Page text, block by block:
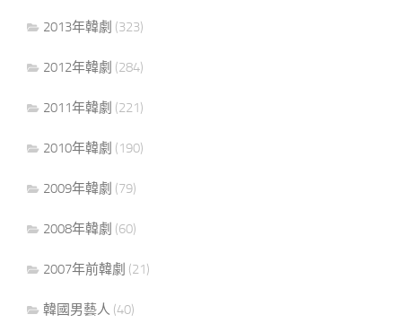
2013年韓劇 (323)
2012年韓劇 (284)
2011年韓劇 (221)
2010年韓劇 (190)
2009年韓劇 (79)
2008年韓劇 (60)
2007年前韓劇 (21)
韓國男藝人 (40)